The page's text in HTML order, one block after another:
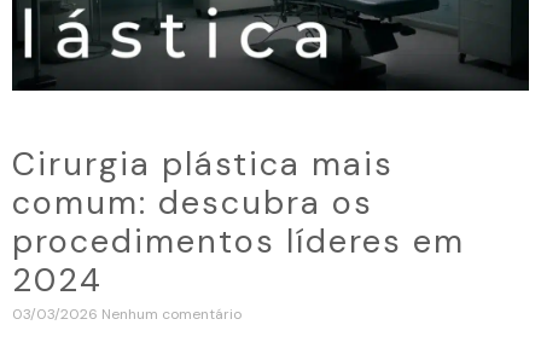
Cirurgia plástica mais
comum: descubra os
procedimentos líderes em
2024
03/03/2026 Nenhum comentário